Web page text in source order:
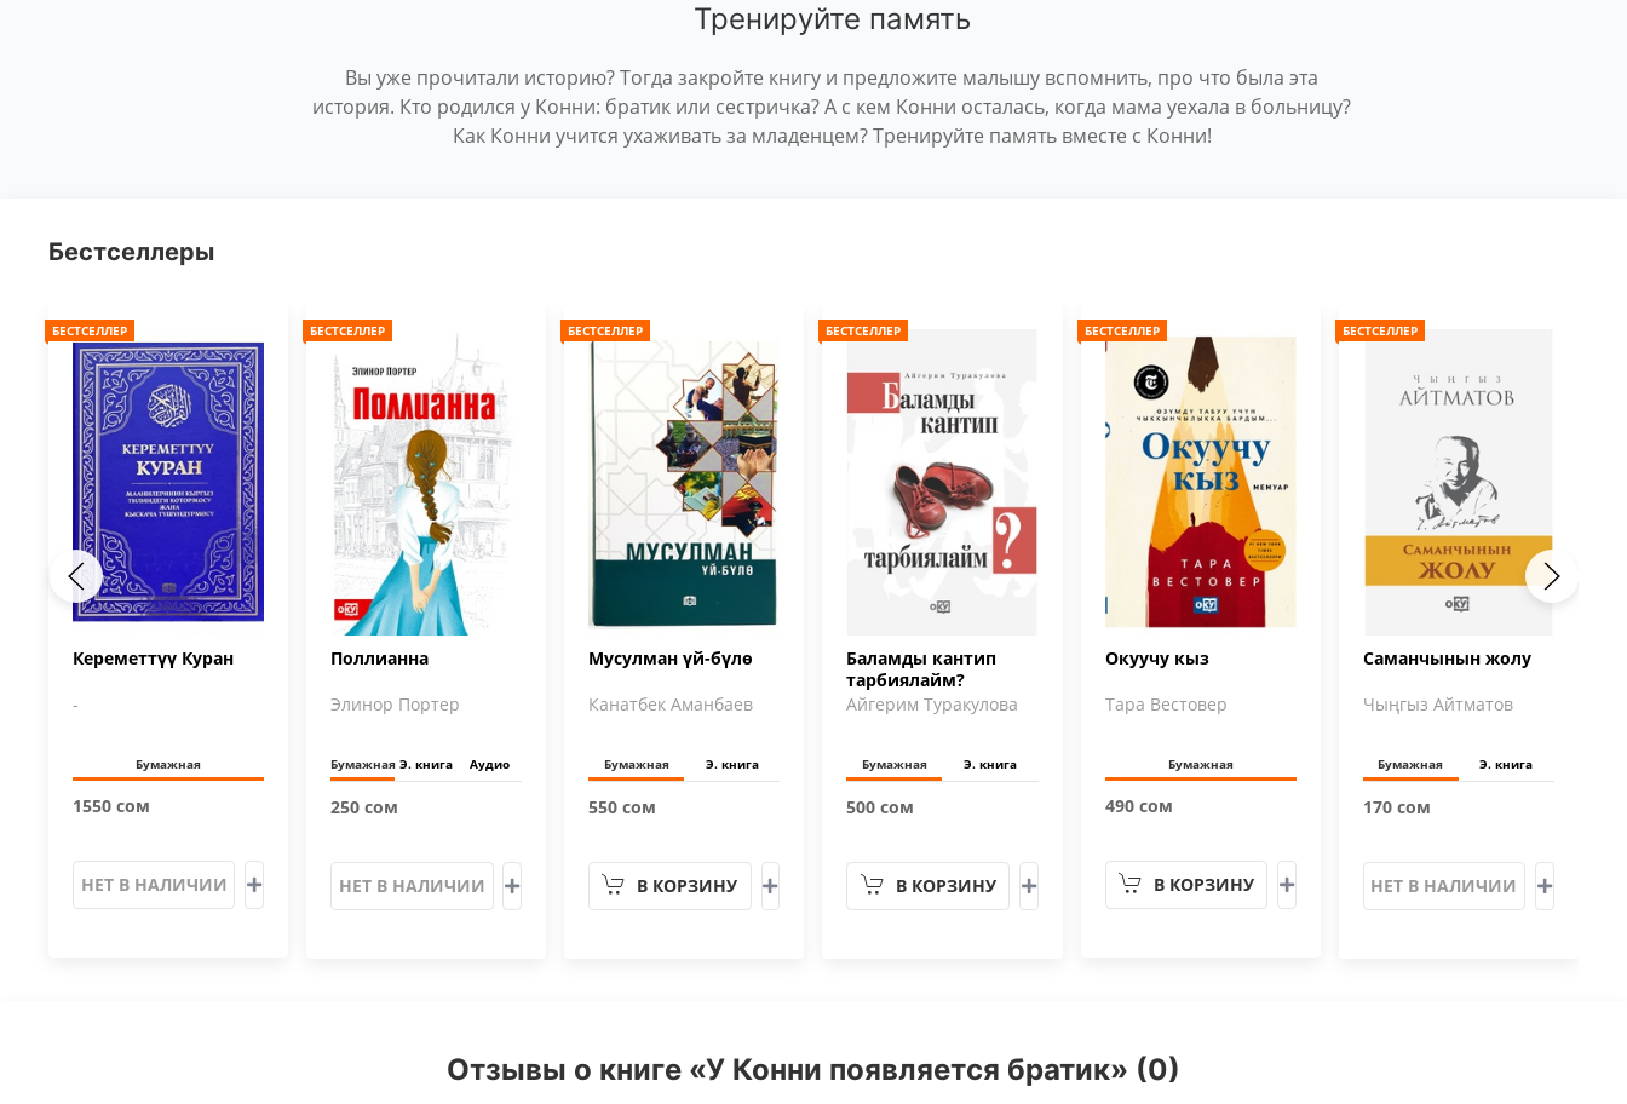
Тренируйте память
Вы уже прочитали историю? Тогда закройте книгу и предложите малышу вспомнить, про что была эта
история. Кто родился у Конни: братик или сестричка? А с кем Конни осталась, когда мама уехала в больницу?
Как Конни учится ухаживать за младенцем? Тренируйте память вместе с Конни!
Бестселлеры
БЕСТСЕЛЛЕР
Кереметтүү Куран
-
Бумажная
1550 сом
НЕТ В НАЛИЧИИ
БЕСТСЕЛЛЕР
Поллианна
Элинор Портер
Бумажная Э. книга Аудио
250 сом
НЕТ В НАЛИЧИИ
БЕСТСЕЛЛЕР
Мусулман үй-бүлө
Канатбек Аманбаев
Бумажная Э. книга
550 сом
В КОРЗИНУ
БЕСТСЕЛЛЕР
Баламды кантип
тарбиялайм?
Айгерим Туракулова
Бумажная Э. книга
500 сом
В КОРЗИНУ
БЕСТСЕЛЛЕР
Окуучу кыз
Тара Вестовер
Бумажная
490 сом
В КОРЗИНУ
БЕСТСЕЛЛЕР
Саманчынын жолу
Чыңгыз Айтматов
Бумажная Э. книга
170 сом
НЕТ В НАЛИЧИИ
Отзывы о книге «У Конни появляется братик» (0)